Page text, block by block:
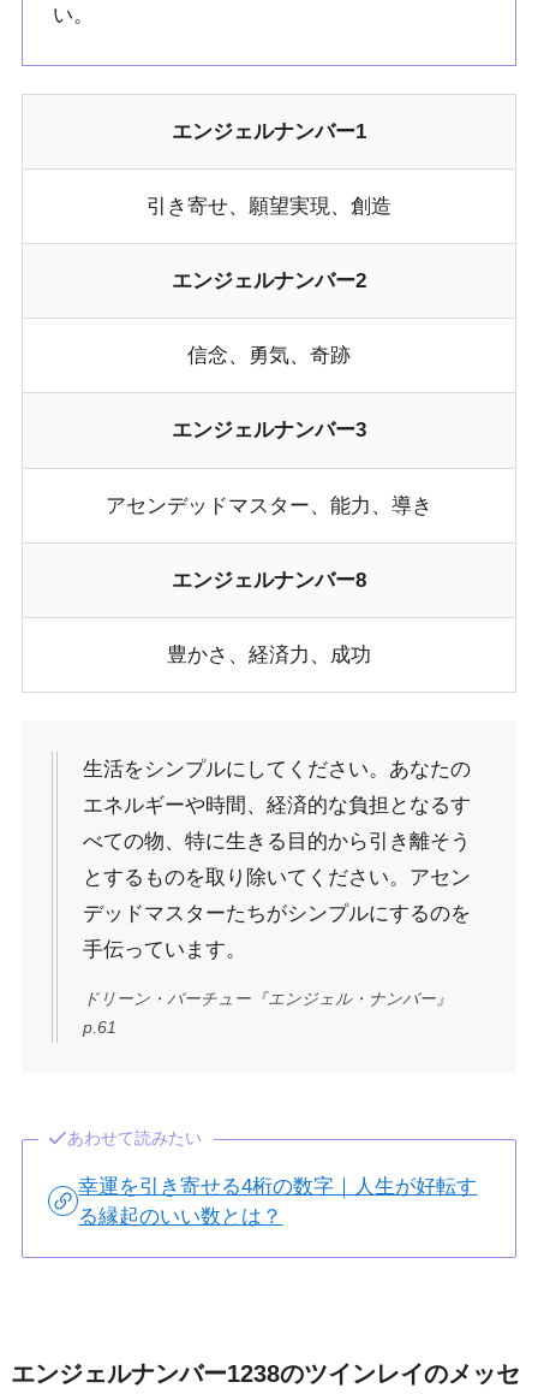
い。
エンジェルナンバー1
引き寄せ、願望実現、創造
エンジェルナンバー2
信念、勇気、奇跡
エンジェルナンバー3
アセンデッドマスター、能力、導き
エンジェルナンバー8
豊かさ、経済力、成功
生活をシンプルにしてください。あなたの
エネルギーや時間、経済的な負担となるす
べての物、特に生きる目的から引き離そう
とするものを取り除いてください。アセン
デッドマスターたちがシンプルにするのを
手伝っています。
ドリーン・バーチュー『エンジェル・ナンバー』
p.61
あわせて読みたい
幸運を引き寄せる4桁の数字｜人生が好転す
る縁起のいい数とは？
エンジェルナンバー1238のツインレイのメッセ